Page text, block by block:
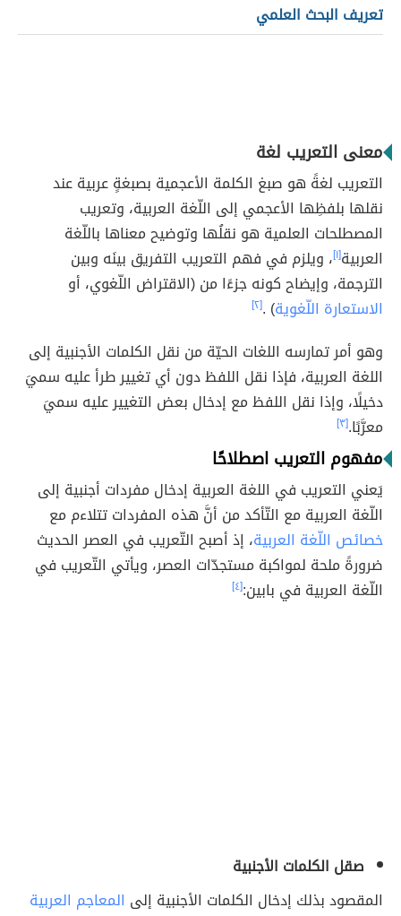
تعريف البحث العلمي
معنى التعريب لغة
التعريب لغةً هو صبغ الكلمة الأعجمية بصبغةٍ عربية عند
نقلها بلفظِها الأعجمي إلى اللّغة العربية، وتعريب
المصطلحات العلمية هو نقلُها وتوضيح معناها باللّغة
العربية[١] ، ويلزم في فهم التعريب التفريق بينَه وبين
الترجمة، وإيضاح كونه جزءًا من (الاقتراض اللّغوي، أو
الاستعارة اللّغوية) .[٢]
وهو أمر تمارسه اللغات الحيّة من نقل الكلمات الأجنبية إلى
اللغة العربية، فإذا نقل اللفظ دون أي تغيير طرأ عليه سميَ
دخيلًا، وإذا نقل اللفظ مع إدخال بعض التغيير عليه سميَ
معرَّبًا.[٣]
مفهوم التعريب اصطلاحًا
يَعني التعريب في اللغة العربية إدخال مفردات أجنبية إلى
اللّغة العربية مع التّأكد من أنَّ هذه المفردات تتلاءم مع
خصائص اللّغة العربية، إذ أصبح التّعريب في العصر الحديث
ضرورةً ملحة لمواكبة مستجدّات العصر، ويأتي التّعريب في
اللّغة العربية في بابين:[٤]
صقل الكلمات الأجنبية
المقصود بذلك إدخال الكلمات الأجنبية إلى المعاجم العربية